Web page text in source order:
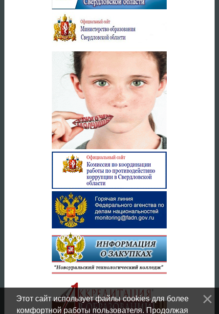
Этот сайт использует файлы cookies для более
комфортной работы пользователя. Продолжая